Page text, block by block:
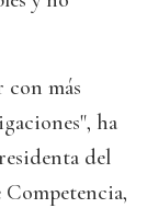
con más
ha
del